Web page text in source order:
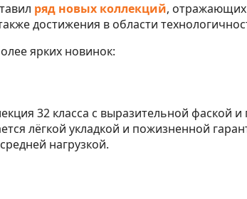
ряд новых коллекций, отражающих
достижения в области
ярких новинок:
32 класса с выразительной фаской
лёгкой укладкой и пожизненной
нагрузкой.